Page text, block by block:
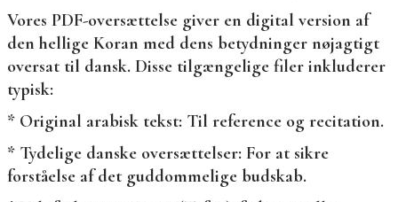
Vores PDF-oversættelse giver en digital version af
den hellige Koran med dens betydninger nøjagtigt
oversat til dansk. Disse tilgængelige filer inkluderer
typisk:
* Original arabisk tekst: Til reference og recitation.
* Tydelige danske oversættelser: For at sikre
forståelse af det guddommelige budskab.